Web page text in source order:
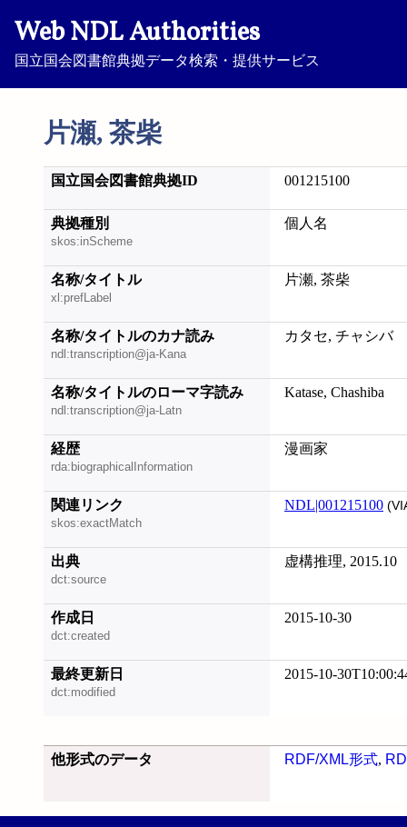
Web NDL Authorities
国立国会図書館典拠データ検索・提供サービス
片瀬, 茶柴
国立国会図書館典拠ID 001215100
典拠種別
skos:inScheme
個人名
名称/タイトル
xl:prefLabel
片瀬, 茶柴
名称/タイトルのカナ読み
ndl:transcription@ja-Kana
カタセ, チャシバ
名称/タイトルのローマ字読み
ndl:transcription@ja-Latn
Katase, Chashiba
経歴
rda:biographicalInformation
漫画家
関連リンク
skos:exactMatch
NDL|001215100
出典
dct:source
虚構推理, 2015.10
作成日
dct:created
2015-10-30
最終更新日
dct:modified
2015-10-
他形式のデータ RDF/XML形式,